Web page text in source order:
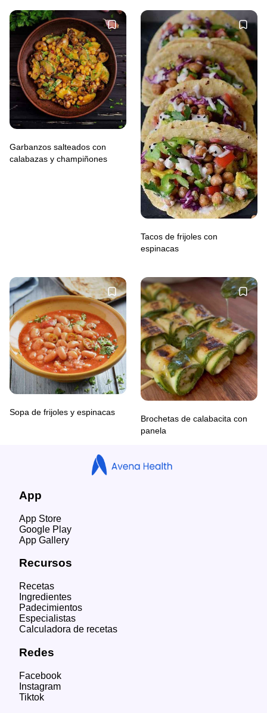
Garbanzos salteados con
calabazas y champiñones
Tacos de frijoles con
espinacas
Sopa de frijoles y espinacas
Brochetas de calabacita con
panela
App
App Store
Google Play
App Gallery
Recursos
Recetas
Ingredientes
Padecimientos
Especialistas
Calculadora de recetas
Redes
Facebook
Instagram
Tiktok